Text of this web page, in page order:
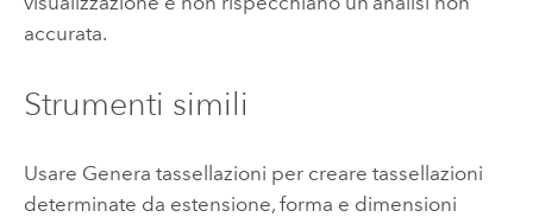
accurata.
Strumenti simili
Usare Genera tassellazioni per creare tassellazioni
determinate da estensione, forma e dimensioni